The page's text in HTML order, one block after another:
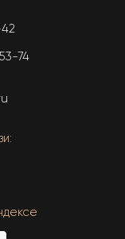
74